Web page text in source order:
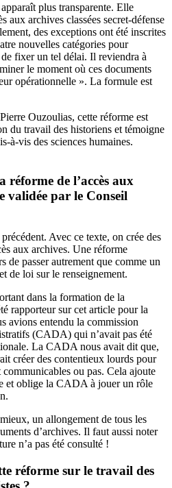
plus transparente. Elle
aux archives classées secret-défense
des exceptions ont été inscrites
nouvelles catégories pour
fixer un tel délai. Il reviendra à
le moment où ces documents
opérationnelle ». La formule est
Ouzoulias, cette réforme est
du travail des historiens et témoigne
à-vis des sciences humaines.
réforme de l’accès aux
validée par le Conseil
Avec ce texte, on crée des
aux archives. Une réforme
de passer autrement que comme un
de loi sur le renseignement.
dans la formation de la
rapporteur sur cet article pour la
avions entendu la commission
(CADA) qui n’avait pas été
La CADA nous avait dit que,
créer des contentieux lourds pour
ou pas. Cela ajoute
et oblige la CADA à jouer un rôle
un allongement de tous les
d’archives. Il faut aussi noter
n’a pas été consulté !
réforme sur le travail des